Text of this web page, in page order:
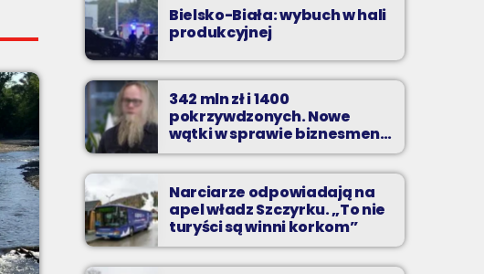
Bielsko-Biała: wybuch w hali
produkcyjnej
342 mln zł i 1400
pokrzywdzonych. Nowe
wątki w sprawie biznesmena
z Bielska-Białej
Narciarze odpowiadają na
apel władz Szczyrku. „To nie
turyści są winni korkom”